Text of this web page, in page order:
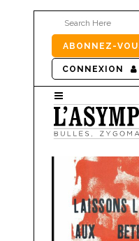
ABONNEZ-
CONNEXION